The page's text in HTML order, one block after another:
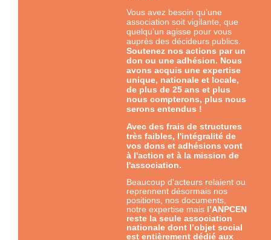
Vous avez besoin qu’une
association soit vigilante, que
quelqu’un agisse pour vous
auprès des décideurs publics.
Soutenez nos actions par un
don ou une adhésion. Nous
avons acquis une expertise
unique, nationale et locale,
de plus de 25 ans et plus
nous compterons, plus nous
serons entendus !
Avec des frais de structures
très faibles, l'intégralité de
vos dons et adhésions vont
à l'action et à la mission de
l'association.
Beaucoup d'acteurs relaient ou
reprennent désormais nos
positions, nos documents,
notre expertise mais l’ANPCEN
reste la seule association
nationale dont l’objet social
est entièrement dédié aux